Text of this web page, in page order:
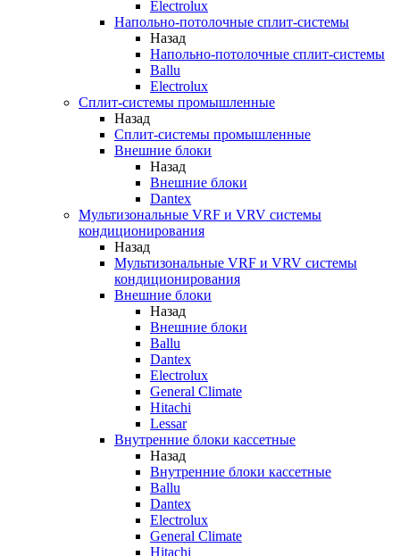
Electrolux
Напольно-потолочные сплит-системы
Назад
Напольно-потолочные сплит-системы
Ballu
Electrolux
Сплит-системы промышленные
Назад
Сплит-системы промышленные
Внешние блоки
Назад
Внешние блоки
Dantex
Мультизональные VRF и VRV системы
кондиционирования
Назад
Мультизональные VRF и VRV системы
кондиционирования
Внешние блоки
Назад
Внешние блоки
Ballu
Dantex
Electrolux
General Climate
Hitachi
Lessar
Внутренние блоки кассетные
Назад
Внутренние блоки кассетные
Ballu
Dantex
Electrolux
General Climate
Hitachi